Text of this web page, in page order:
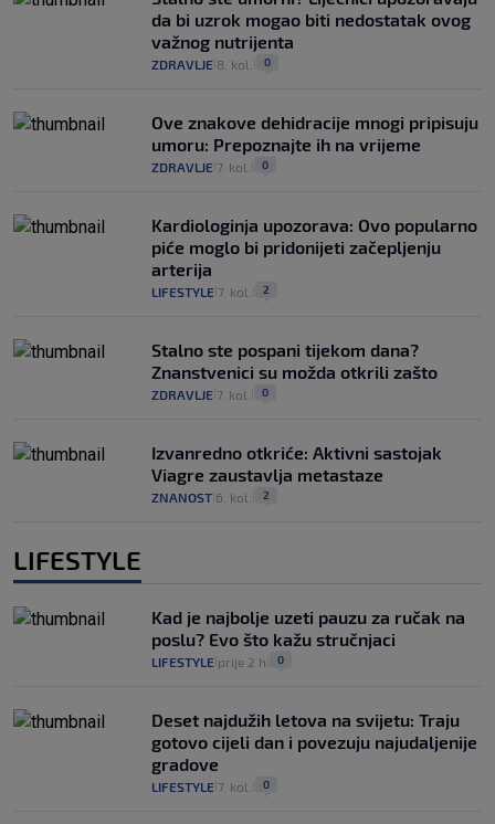
da bi uzrok mogao biti nedostatak ovog
važnog nutrijenta
ZDRAVLJE 8. kol. 0
Ove znakove dehidracije mnogi pripisuju
umoru: Prepoznajte ih na vrijeme
ZDRAVLJE 7. kol. 0
Kardiologinja upozorava: Ovo popularno
piće moglo bi pridonijeti začepljenju
arterija
LIFESTYLE 7. kol. 2
Stalno ste pospani tijekom dana?
Znanstvenici su možda otkrili zašto
ZDRAVLJE 7. kol. 0
Izvanredno otkriće: Aktivni sastojak
Viagre zaustavlja metastaze
ZNANOST 6. kol. 2
LIFESTYLE
Kad je najbolje uzeti pauzu za ručak na
poslu? Evo što kažu stručnjaci
LIFESTYLE prije 2 h 0
Deset najdužih letova na svijetu: Traju
gotovo cijeli dan i povezuju najudaljenije
gradove
LIFESTYLE 7. kol. 0